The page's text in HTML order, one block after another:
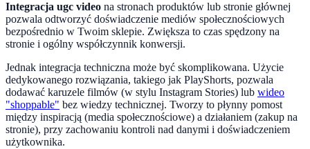
Integracja ugc video na stronach produktów lub stronie głównej
pozwala odtworzyć doświadczenie mediów społecznościowych
bezpośrednio w Twoim sklepie. Zwiększa to czas spędzony na
stronie i ogólny współczynnik konwersji.
Jednak integracja techniczna może być skomplikowana. Użycie
dedykowanego rozwiązania, takiego jak PlayShorts, pozwala
dodawać karuzele filmów (w stylu Instagram Stories) lub wideo
"shoppable" bez wiedzy technicznej. Tworzy to płynny pomost
między inspiracją (media społecznościowe) a działaniem (zakup na
stronie), przy zachowaniu kontroli nad danymi i doświadczeniem
użytkownika.